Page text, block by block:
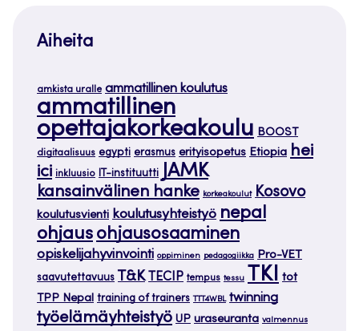
Aiheita
amkista uralle ammatillinen koulutus
ammatillinen
opettajakorkeakoulu BOOST
digitaalisuus egypti erasmus erityisopetus Etiopia hei
ici inkluusio IT-instituutti JAMK
kansainvälinen hanke korkeakoulut Kosovo
koulutusvienti koulutusyhteistyö nepal
ohjaus ohjausosaaminen
opiskelijahyvinvointi oppiminen pedagogiikka Pro-VET
saavutettavuus T&K TECIP tempus tessu TKI tot
TPP Nepal training of trainers TTT4WBL twinning
työelämäyhteistyö UP uraseuranta valmennus